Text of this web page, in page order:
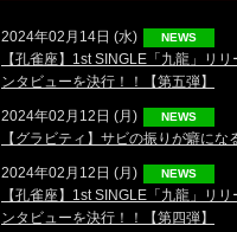
2024年02月14日 (水) NEWS
【孔雀座】1st SINGLE「九龍」リ
ンタビューを決行！！【第五弾】
2024年02月12日 (月) NEWS
【グラビティ】サビの振りが癖にな
2024年02月12日 (月) NEWS
【孔雀座】1st SINGLE「九龍」リ
ンタビューを決行！！【第四弾】